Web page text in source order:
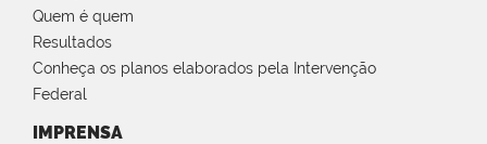
Quem é quem
Resultados
Conheça os planos elaborados pela Intervenção
Federal
IMPRENSA